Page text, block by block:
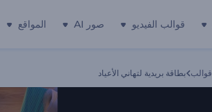
قوالب الفيديو صور AI المواقع
قوالب بطاقة بريدية لتهاني الأعياد